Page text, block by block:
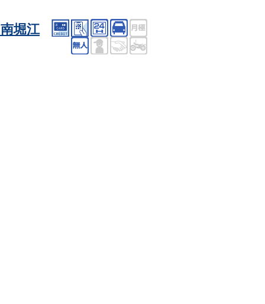
堀江